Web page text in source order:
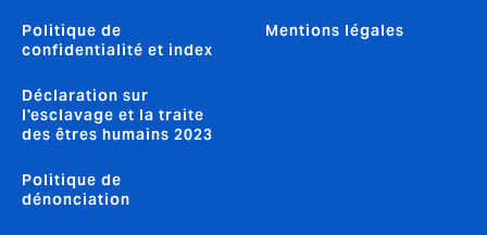
Politique de
confidentialité et index
Déclaration sur
l'esclavage et la traite
des êtres humains 2023
Politique de
dénonciation
Mentions légales